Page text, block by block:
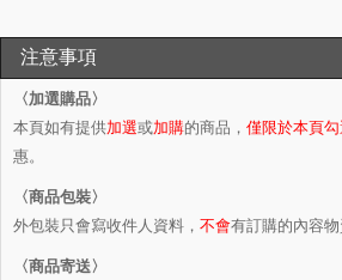
注意事項
〈加選購品〉
本頁如有提供加選或加購的商品， 僅限於本頁勾
惠。
〈商品包裝〉
外包裝只會寫收件人資料， 不會有訂購的內容物
〈商品寄送〉